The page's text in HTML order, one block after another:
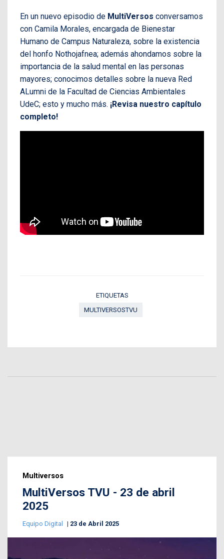
En un nuevo episodio de MultiVersos conversamos
con Camila Morales, encargada de Bienestar
Humano de Campus Naturaleza, sobre la existencia
del honfo Nothojafnea; además ahondamos sobre la
importancia de la salud mental en las personas
mayores; conocimos detalles sobre la nueva Red
ALumni de la Facultad de Ciencias Ambientales
UdeC; esto y mucho más. ¡Revisa nuestro capítulo
completo!
ETIQUETAS
MULTIVERSOSTVU
Multiversos
MultiVersos TVU - 23 de abril
2025
Equipo Digital 23 de Abril 2025